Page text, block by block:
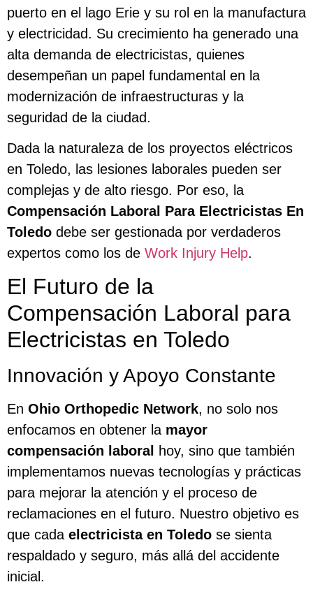
puerto en el lago Erie y su rol en la manufactura
y electricidad. Su crecimiento ha generado una
alta demanda de electricistas, quienes
desempeñan un papel fundamental en la
modernización de infraestructuras y la
seguridad de la ciudad.
Dada la naturaleza de los proyectos eléctricos
en Toledo, las lesiones laborales pueden ser
complejas y de alto riesgo. Por eso, la
Compensación Laboral Para Electricistas En
Toledo debe ser gestionada por verdaderos
expertos como los de Work Injury Help.
El Futuro de la
Compensación Laboral para
Electricistas en Toledo
Innovación y Apoyo Constante
En Ohio Orthopedic Network, no solo nos
enfocamos en obtener la mayor
compensación laboral
hoy, sino que también
implementamos nuevas tecnologías y prácticas
para mejorar la atención y el proceso de
reclamaciones en el futuro. Nuestro objetivo es
que cada electricista en Toledo se sienta
respaldado y seguro, más allá del accidente
inicial.